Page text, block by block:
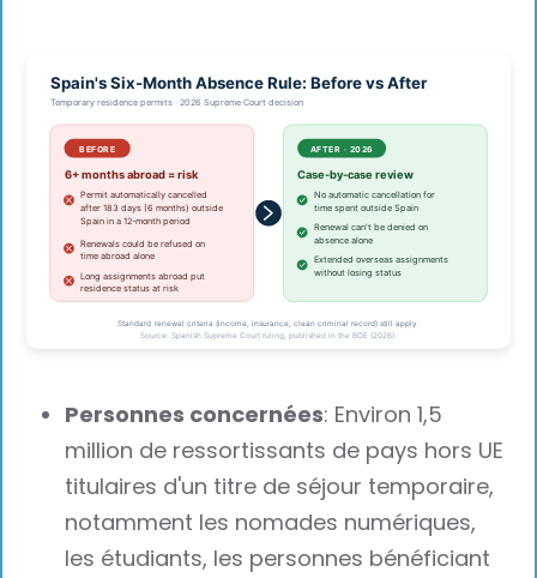
Personnes concernées: Environ 1,5
million de ressortissants de pays hors UE
titulaires d'un titre de séjour temporaire,
notamment les nomades numériques,
les étudiants, les personnes bénéficiant